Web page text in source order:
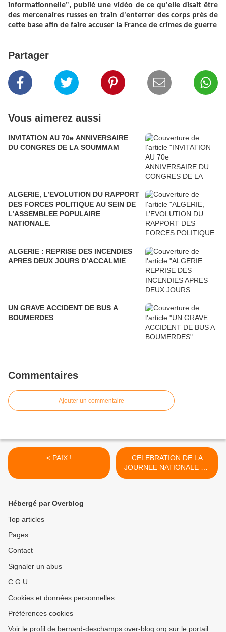
informationnelle", publié une vidéo de ce qu'elle disait être
des mercenaires russes en train d'enterrer des corps près de
cette base afin de faire accuser la France de crimes de guerre
Partager
Vous aimerez aussi
INVITATION AU 70e ANNIVERSAIRE
DU CONGRES DE LA SOUMMAM
ALGERIE, L’EVOLUTION DU RAPPORT
DES FORCES POLITIQUE AU SEIN DE
L’ASSEMBLEE POPULAIRE
NATIONALE.
ALGERIE : REPRISE DES INCENDIES
APRES DEUX JOURS D’ACCALMIE
UN GRAVE ACCIDENT DE BUS A
BOUMERDES
Commentaires
Ajouter un commentaire
< PAIX !
CELEBRATION DE LA
JOURNEE NATIONALE DE
LA MEMOIRE. >
Hébergé par Overblog
Top articles
Pages
Contact
Signaler un abus
C.G.U.
Cookies et données personnelles
Préférences cookies
Voir le profil de bernard-deschamps.over-blog.org sur le portail